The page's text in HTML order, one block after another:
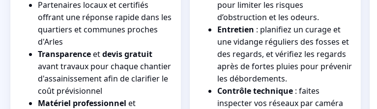
Partenaires locaux et certifiés
offrant une réponse rapide dans les
quartiers et communes proches
d'Arles
Transparenceetdevis gratuit
avant travaux pour chaque chantier
d'assainissement afin de clarifier le
coût prévisionnel
Matériel professionnel et
pour limiter les risques
d’obstruction et les odeurs.
Entretien : planifiez un curage et
une vidange réguliers des fosses et
des regards, et vérifiez les regards
après de fortes pluies pour prévenir
les débordements.
Contrôle technique : faites
inspecter vos réseaux par caméra